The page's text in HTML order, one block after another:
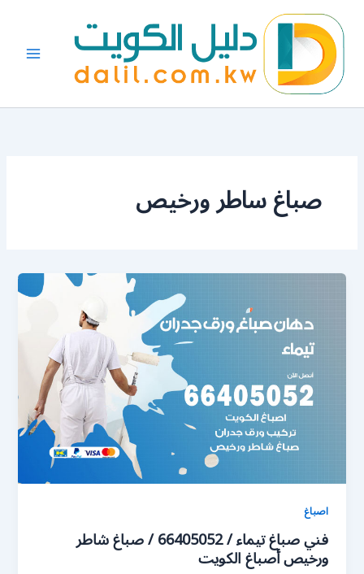
المحتوى
صباغ ساطر ورخيص
اصباغ
فني صباغ تيماء / 66405052 / صباغ شاطر
ورخيص أصباغ الكويت